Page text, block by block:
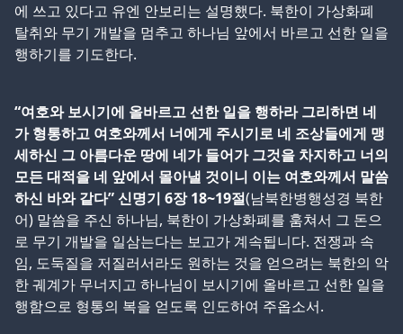
에 쓰고 있다고 유엔 안보리는 설명했다. 북한이 가상화폐
탈취와 무기 개발을 멈추고 하나님 앞에서 바르고 선한 일을
행하기를 기도한다.
“여호와 보시기에 올바르고 선한 일을 행하라 그리하면 네
가 형통하고 여호와께서 너에게 주시기로 네 조상들에게 맹
세하신 그 아름다운 땅에 네가 들어가 그것을 차지하고 너의
모든 대적을 네 앞에서 몰아낼 것이니 이는 여호와께서 말씀
하신 바와 같다” 신명기 6장 18~19절(남북한병행성경 북한
어) 말씀을 주신 하나님, 북한이 가상화폐를 훔쳐서 그 돈으
로 무기 개발을 일삼는다는 보고가 계속됩니다. 전쟁과 속
임, 도둑질을 저질러서라도 원하는 것을 얻으려는 북한의 악
한 궤계가 무너지고 하나님이 보시기에 올바르고 선한 일을
행함으로 형통의 복을 얻도록 인도하여 주옵소서.